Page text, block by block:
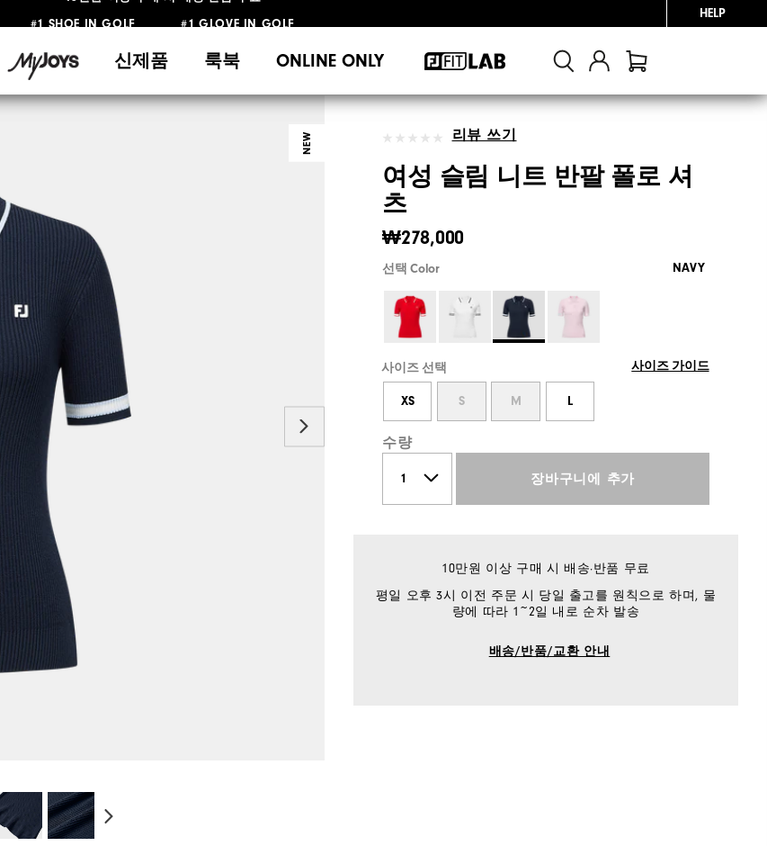
HELP
신제품 룩북 ONLINE ONLY
NEW 리뷰 쓰기
여성 슬림 니트 반팔 폴로 셔
츠
₩278,000
선택 Color NAVY
사이즈 선택 사이즈 가이드
XS S M L
수량
장바구니에 추가
10만원 이상 구매 시 배송·반품 무료
평일 오후 3시 이전 주문 시 당일 출고를 원칙으로 하며, 물
량에 따라 1~2일 내로 순차 발송
배송/반품/교환 안내